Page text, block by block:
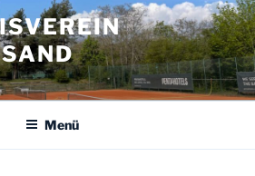
Menü